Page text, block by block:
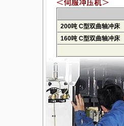
200吨 C型双曲轴冲床
160吨 C型双曲轴冲床